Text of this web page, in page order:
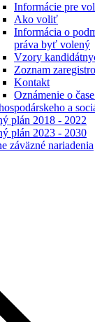
Informácie pre
Ako voliť
Informácia o
práva byť volený
Vzory
Zoznam
Kontakt
Oznámenie o
a
plán 2018 - 2022
plán 2023 - 2030
záväzné nariadenia